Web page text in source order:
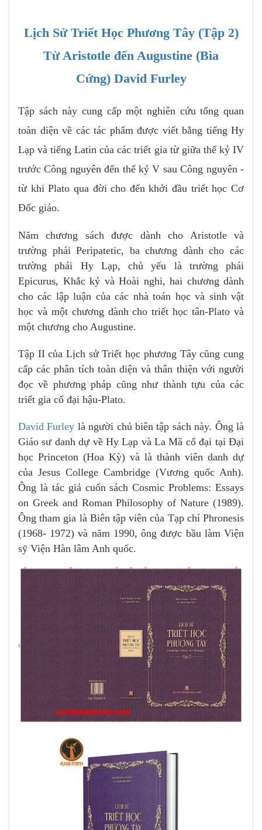
Lịch Sử Triết Học Phương Tây (Tập 2)
Từ Aristotle đến Augustine (Bìa
Cứng) David Furley
Tập sách này cung cấp một nghiên cứu tổng quan
toàn diện về các tác phẩm được viết bằng tiếng Hy
Lạp và tiếng Latin của các triết gia từ giữa thế kỷ IV
trước Công nguyên đến thế kỷ V sau Công nguyên -
từ khi Plato qua đời cho đến khởi đầu triết học Cơ
Đốc giáo.
Năm chương sách được dành cho Aristotle và
trường phái Peripatetic, ba chương dành cho các
trường phái Hy Lạp, chủ yếu là trường phái
Epicurus, Khắc kỷ và Hoài nghi, hai chương dành
cho các lập luận của các nhà toán học và sinh vật
học và một chương dành cho triết học tân-Plato và
một chương cho Augustine.
Tập II của Lịch sử Triết học phương Tây cũng cung
cấp các phân tích toàn diện và thân thiện với người
đọc về phương pháp cũng như thành tựu của các
triết gia cổ đại hậu-Plato.
David Furley là người chủ biên tập sách này. Ông là
Giáo sư danh dự về Hy Lạp và La Mã cổ đại tại Đại
học Princeton (Hoa Kỳ) và là thành viên danh dự
của Jesus College Cambridge (Vương quốc Anh).
Ông là tác giả cuốn sách Cosmic Problems: Essays
on Greek and Roman Philosophy of Nature (1989).
Ông tham gia là Biên tập viên của Tạp chí Phronesis
(1968- 1972) và năm 1990, ông được bầu làm Viện
sỹ Viện Hàn lâm Anh quốc.